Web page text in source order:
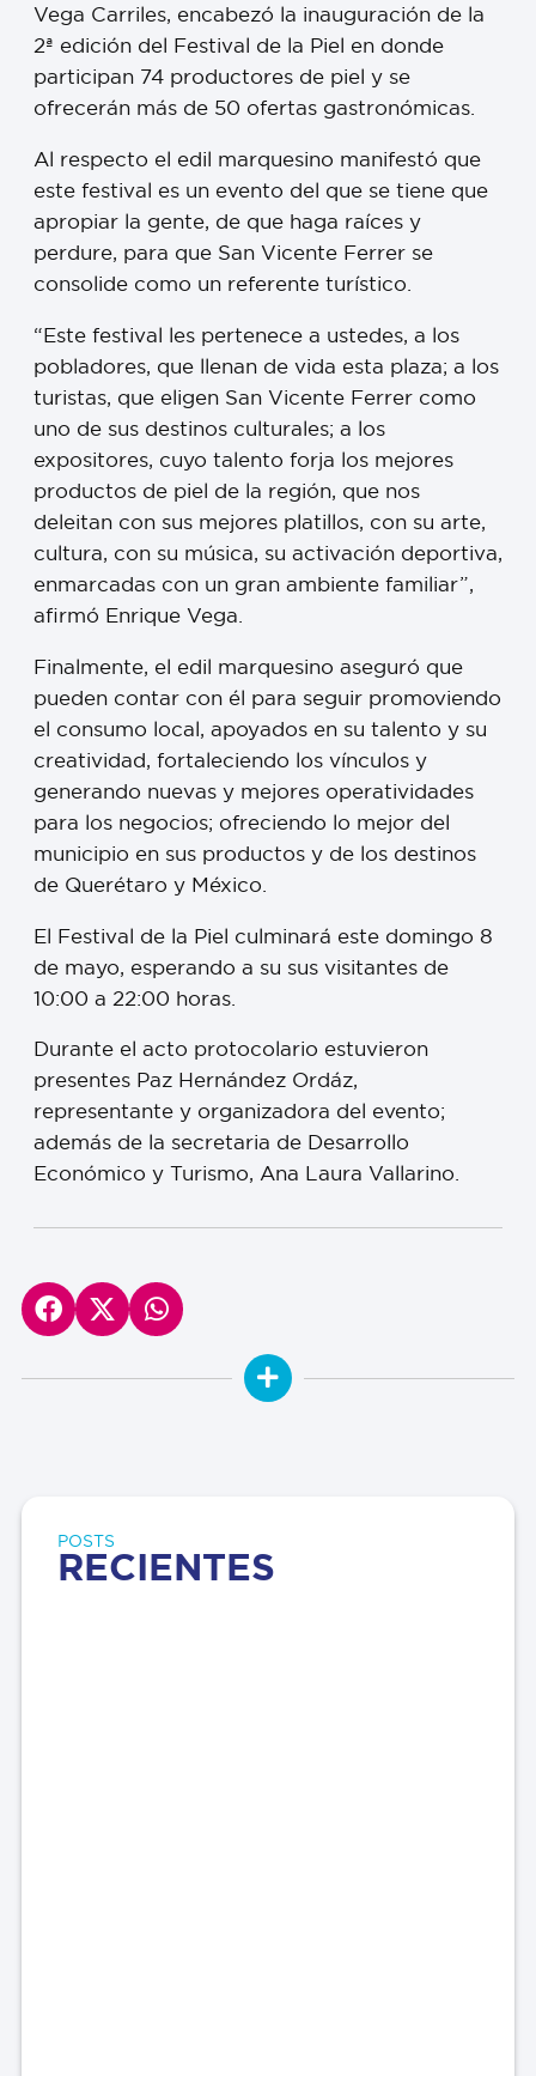
Vega Carriles, encabezó la inauguración de la
2ª edición del Festival de la Piel en donde
participan 74 productores de piel y se
ofrecerán más de 50 ofertas gastronómicas.
Al respecto el edil marquesino manifestó que
este festival es un evento del que se tiene que
apropiar la gente, de que haga raíces y
perdure, para que San Vicente Ferrer se
consolide como un referente turístico.
“Este festival les pertenece a ustedes, a los
pobladores, que llenan de vida esta plaza; a los
turistas, que eligen San Vicente Ferrer como
uno de sus destinos culturales; a los
expositores, cuyo talento forja los mejores
productos de piel de la región, que nos
deleitan con sus mejores platillos, con su arte,
cultura, con su música, su activación deportiva,
enmarcadas con un gran ambiente familiar”,
afirmó Enrique Vega.
Finalmente, el edil marquesino aseguró que
pueden contar con él para seguir promoviendo
el consumo local, apoyados en su talento y su
creatividad, fortaleciendo los vínculos y
generando nuevas y mejores operatividades
para los negocios; ofreciendo lo mejor del
municipio en sus productos y de los destinos
de Querétaro y México.
El Festival de la Piel culminará este domingo 8
de mayo, esperando a su sus visitantes de
10:00 a 22:00 horas.
Durante el acto protocolario estuvieron
presentes Paz Hernández Ordáz,
representante y organizadora del evento;
además de la secretaria de Desarrollo
Económico y Turismo, Ana Laura Vallarino.
POSTS
RECIENTES